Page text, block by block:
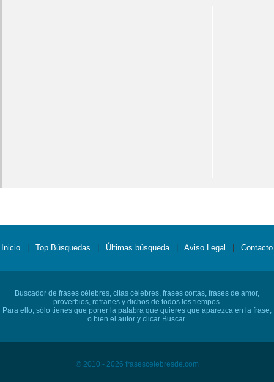
Inicio Top Búsquedas Últimas búsqueda Aviso Legal Contacto
Buscador de frases célebres, citas célebres, frases cortas, frases de amor,
proverbios, refranes y dichos de todos los tiempos.
Para ello, sólo tienes que poner la palabra que quieres que aparezca en la frase,
o bien el autor y clicar Buscar.
© 2010 - 2026 frasescelebresde.com